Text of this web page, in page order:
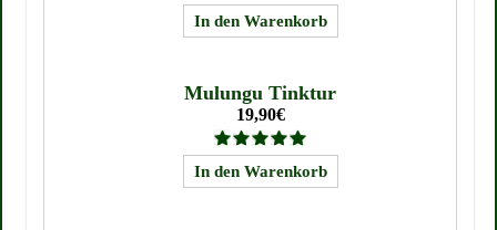
Mulungu Tinktur
19,90€